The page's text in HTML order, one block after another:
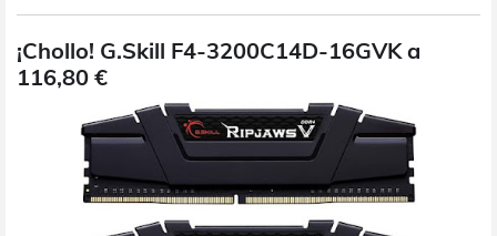
¡Chollo! G.Skill F4-3200C14D-16GVK a
116,80 €